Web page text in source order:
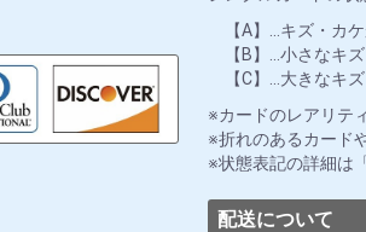
【A】…キズ・カ
【B】…小さなキ
【C】…大きなキ
カードのレアリテ
折れのあるカード
状態表記の詳細は
配送について